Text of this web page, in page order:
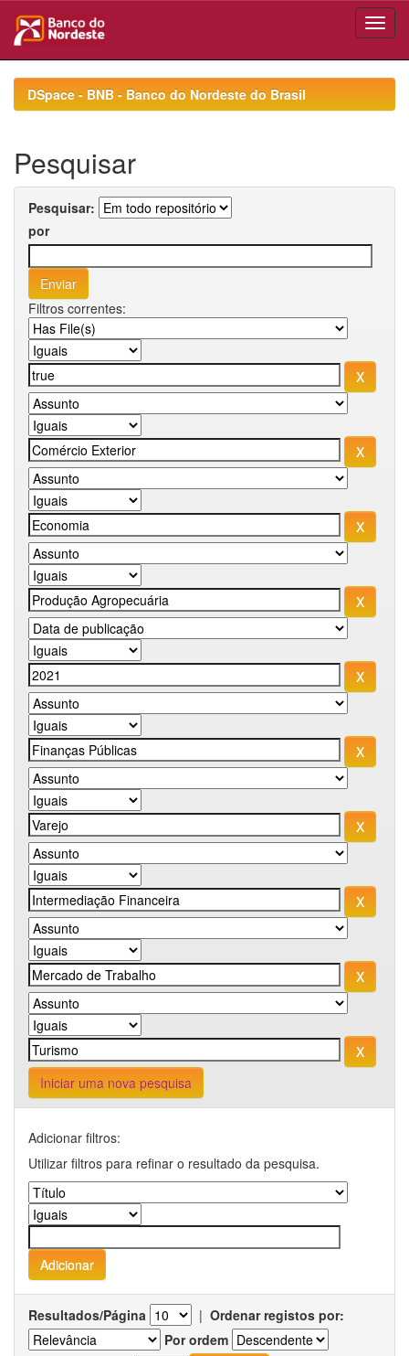
navigationDSpace - BNB - Banco do Nordeste do Brasil
Pesquisar
Pesquisar:
por
Filtros correntes:
Iniciar uma nova pesquisa
Adicionar filtros:
Utilizar filtros para refinar o resultado da pesquisa.
Resultados/Página | Ordenar registos por:
Por ordem